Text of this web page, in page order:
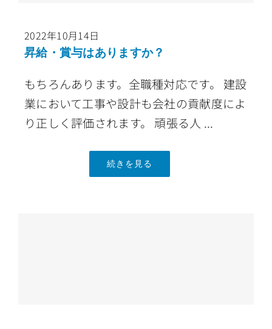
採用情報
2022年10月14日
昇給・賞与はありますか？
もちろんあります。全職種対応です。 建設
業において工事や設計も会社の貢献度によ
り正しく評価されます。 頑張る人 ...
続きを見る